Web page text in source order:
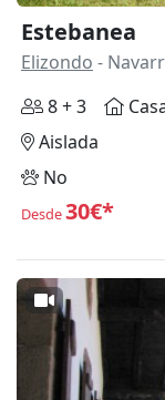
Estebanea
Elizondo -
8 + 3
Aislada
No
Desde30€*